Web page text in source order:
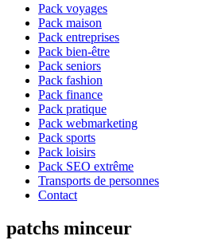
Pack voyages
Pack maison
Pack entreprises
Pack bien-être
Pack seniors
Pack fashion
Pack finance
Pack pratique
Pack webmarketing
Pack sports
Pack loisirs
Pack SEO extrême
Transports de personnes
Contact
patchs minceur